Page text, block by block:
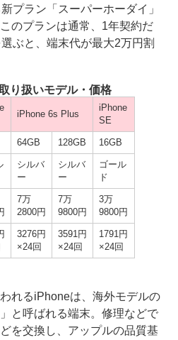
プラン「スーパーホーダイ」
のプランは通常、1年契約だ
ぶと、端末代が最大2万円割
り扱いモデル・価格
iPhone 6s Plus
iPhone
SE
64GB 128GB 16GB
シルバ
ー
シルバ
ー
ゴール
ド
7万
2800円
7万
9800円
3万
9800円
3276円
×24回
3591円
×24回
1791円
×24回
れるiPhoneは、海外モデルの
と呼ばれる端末。修理などで
を交換し、アップルの品質基